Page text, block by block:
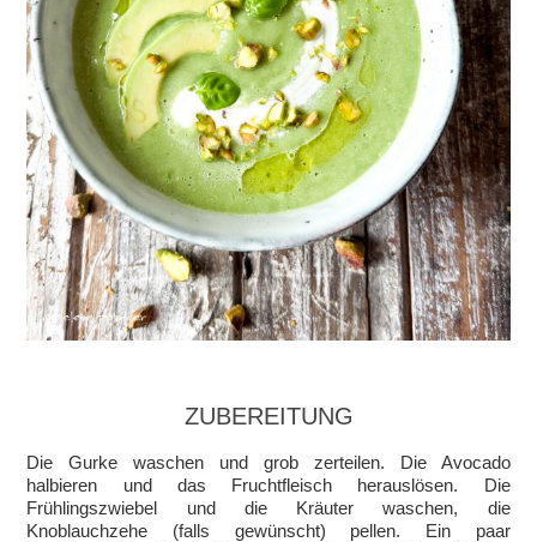
ZUBEREITUNG
Die Gurke waschen und grob zerteilen. Die Avocado
halbieren und das Fruchtfleisch herauslösen. Die
Frühlingszwiebel und die Kräuter waschen, die
Knoblauchzehe (falls gewünscht) pellen. Ein paar